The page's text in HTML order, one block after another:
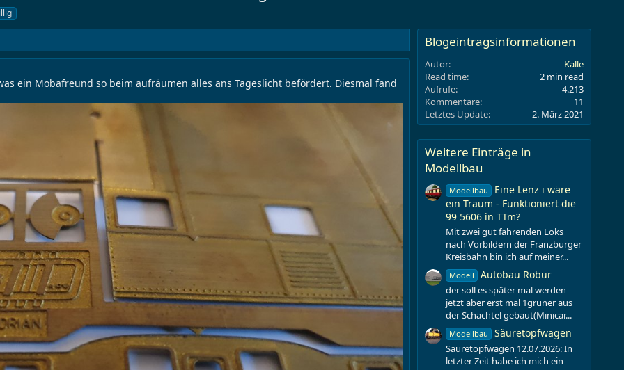
ein Mobafreund so beim aufräumen alles ans Tageslicht befördert. Diesmal fand
Blogeintragsinformationen
Autor
Kalle
Read time
2 min read
Aufrufe
4.213
Kommentare
11
Letztes Update
2. März 2021
Weitere Einträge in
Modellbau
Modellbau
Eine Lenz i wäre
ein Traum - Funktioniert die
99 5606 in TTm?
Mit zwei gut fahrenden Loks
nach Vorbildern der Franzburger
Kreisbahn bin ich auf meiner...
Modell Autobau Robur
der soll es später mal werden
jetzt aber erst mal 1grüner aus
der Schachtel gebaut(Minicar...
Modellbau Säuretopfwagen
Säuretopfwagen 12.07.2026: In
letzter Zeit habe ich mich ein